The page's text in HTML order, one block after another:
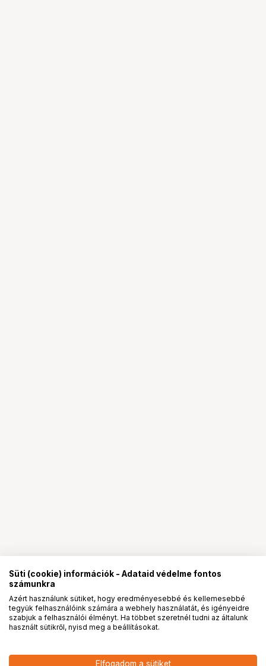
PROpartnerségek
Süti (cookie) információk - Adataid védelme fontos
számunkra
Azért használunk sütiket, hogy eredményesebbé és kellemesebbé
tegyük felhasználóink számára a webhely használatát, és igényeidre
szabjuk a felhasználói élményt. Ha többet szeretnél tudni az általunk
használt sütikről, nyisd meg a beállításokat.
Elfogadom a sütiket